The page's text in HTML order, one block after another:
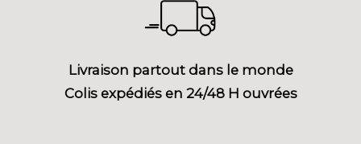
Livraison partout dans le monde
Colis expédiés en 24/48 H ouvrées